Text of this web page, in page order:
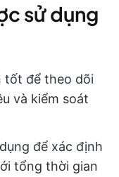
sử dụng
tốt để theo dõi
và kiểm soát
để xác định
tổng thời gian